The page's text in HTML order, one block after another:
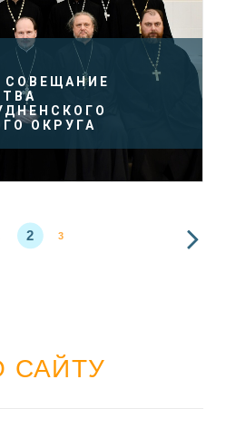
СОВЕЩАНИЕ
ОКРУГА
2 3
САЙТУ